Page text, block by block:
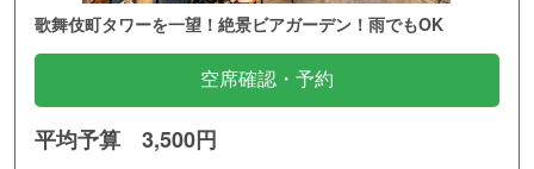
歌舞伎町タワーを一望！絶景ビアガーデン！雨でもOK
空席確認・予約
平均予算 3,500円